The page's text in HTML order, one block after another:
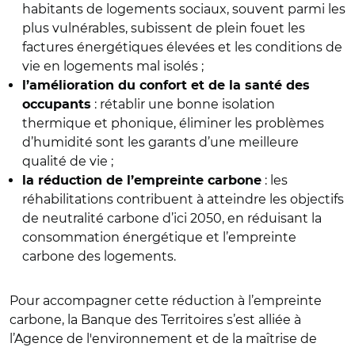
habitants de logements sociaux, souvent parmi les
plus vulnérables, subissent de plein fouet les
factures énergétiques élevées et les conditions de
vie en logements mal isolés ;
l’amélioration du confort et de la santé des
occupants : rétablir une bonne isolation
thermique et phonique, éliminer les problèmes
d’humidité sont les garants d’une meilleure
qualité de vie ;
la réduction de l’empreinte carbone : les
réhabilitations contribuent à atteindre les objectifs
de neutralité carbone d’ici 2050, en réduisant la
consommation énergétique et l’empreinte
carbone des logements.
Pour accompagner cette réduction à l’empreinte
carbone, la Banque des Territoires s’est alliée à
l’Agence de l'environnement et de la maîtrise de